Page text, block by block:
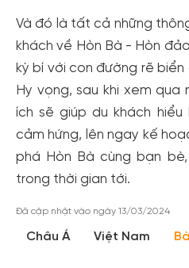
Và đó là tất cả những
khách về Hòn Bà - Hòn
kỳ bí với con đường rẽ
Hy vọng, sau khi xem qua
ích sẽ giúp du khách
cảm hứng, lên ngay kế
phá Hòn Bà cùng bạn
trong thời gian tới.
Đã cập nhật vào ngày 13/03/2024
Châu Á Việt Nam